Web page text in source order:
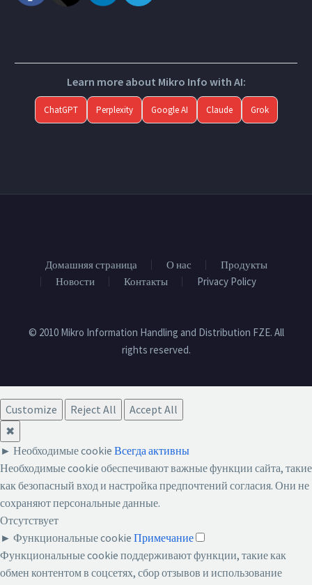
Learn more about Mikro Info with AI:
ChatGPT Perplexity Google AI Claude Grok
Домашняя страница О нас
Продукты
Новости
Контакты Privacy Policy
© 2010 Mikro Information Handling and Distribution FZE. All
rights reserved.
Customize Reject All
Accept All
✖
► Необходимые cookie Всегда активны
Необходимые cookie обеспечивают важные функции сайта, такие
как безопасный вход и настройка предпочтений согласия. Они не
сохраняют персональные данные.
Отсутствует
► Функциональные cookie Примечание
Функциональные cookie поддерживают функции, такие как
обмен контентом в соцсетях, сбор отзывов и использование